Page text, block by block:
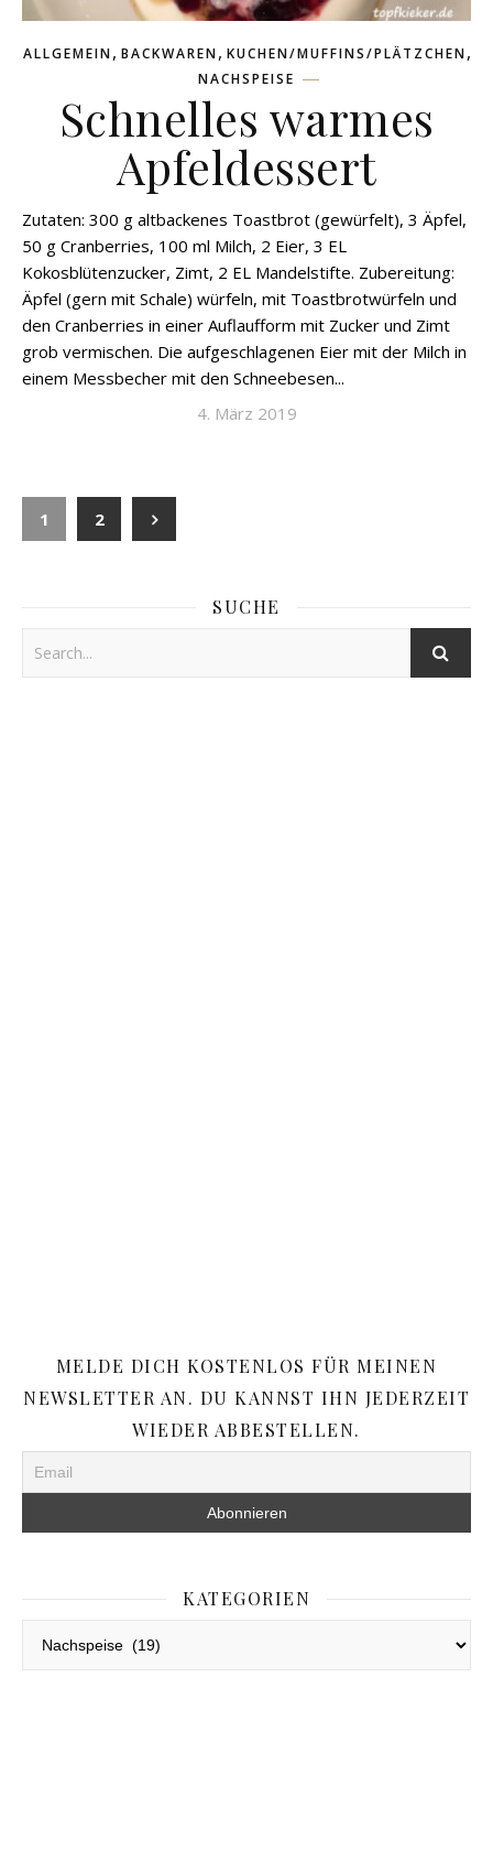
ALLGEMEIN, BACKWAREN, KUCHEN/MUFFINS/PLÄTZCHEN,
NACHSPEISE
Schnelles warmes
Apfeldessert
Zutaten: 300 g altbackenes Toastbrot (gewürfelt), 3 Äpfel,
50 g Cranberries, 100 ml Milch, 2 Eier, 3 EL
Kokosblütenzucker, Zimt, 2 EL Mandelstifte. Zubereitung:
Äpfel (gern mit Schale) würfeln, mit Toastbrotwürfeln und
den Cranberries in einer Auflaufform mit Zucker und Zimt
grob vermischen. Die aufgeschlagenen Eier mit der Milch in
einem Messbecher mit den Schneebesen...
4. März 2019
1 2
SUCHE
MELDE DICH KOSTENLOS FÜR MEINEN
NEWSLETTER AN. DU KANNST IHN JEDERZEIT
WIEDER ABBESTELLEN.
KATEGORIEN